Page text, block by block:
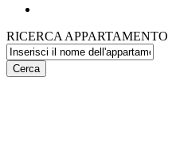
RICERCA APPARTAMENTO